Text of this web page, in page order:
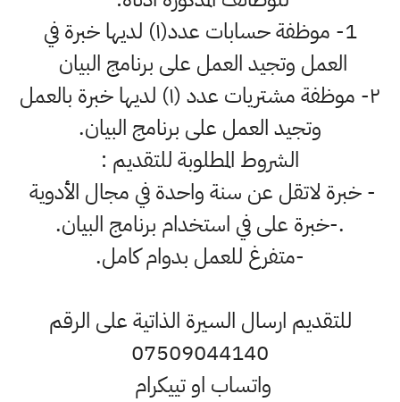
1- موظفة حسابات عدد(١) لديها خبرة في
العمل وتجيد العمل على برنامج البيان
٢- موظفة مشتريات عدد (١) لديها خبرة بالعمل
وتجيد العمل على برنامج البيان.
الشروط المطلوبة للتقديم :
- خبرة لاتقل عن سنة واحدة في مجال الأدوية
.-خبرة على في استخدام برنامج البيان.
-متفرغ للعمل بدوام كامل.
للتقديم ارسال السيرة الذاتية على الرقم
07509044140
واتساب او تييكرام